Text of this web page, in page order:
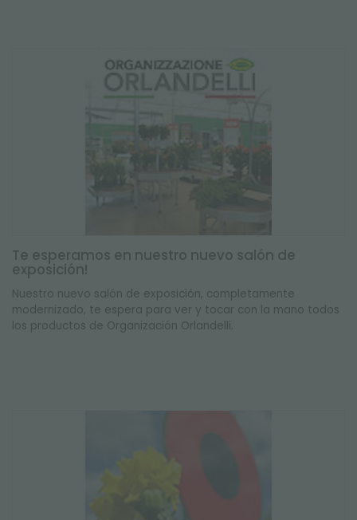
Te esperamos en nuestro nuevo salón de
exposición!
Nuestro nuevo salón de exposición, completamente
modernizado, te espera para ver y tocar con la mano todos
los productos de Organización Orlandelli.